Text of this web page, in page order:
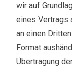
wir auf
eines Vertrags
an einen
Format
Übertragung